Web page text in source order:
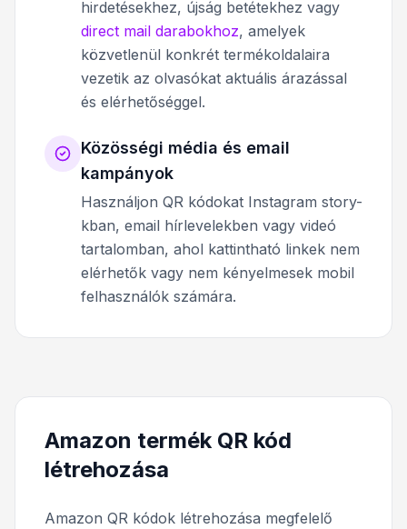
hirdetésekhez, újság betétekhez vagy
direct mail darabokhoz, amelyek
közvetlenül konkrét termékoldalaira
vezetik az olvasókat aktuális árazással
és elérhetőséggel.
Közösségi média és email
kampányok
Használjon QR kódokat Instagram story-
kban, email hírlevelekben vagy videó
tartalomban, ahol kattintható linkek nem
elérhetők vagy nem kényelmesek mobil
felhasználók számára.
Amazon termék QR kód
létrehozása
Amazon QR kódok létrehozása megfelelő